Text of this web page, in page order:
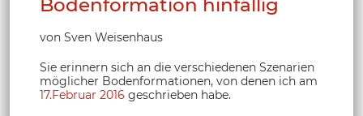
von Sven Weisenhaus
Sie erinnern sich an die verschiedenen Szenarien
möglicher Bodenformationen, von denen ich am
17.Februar 2016 geschrieben habe.